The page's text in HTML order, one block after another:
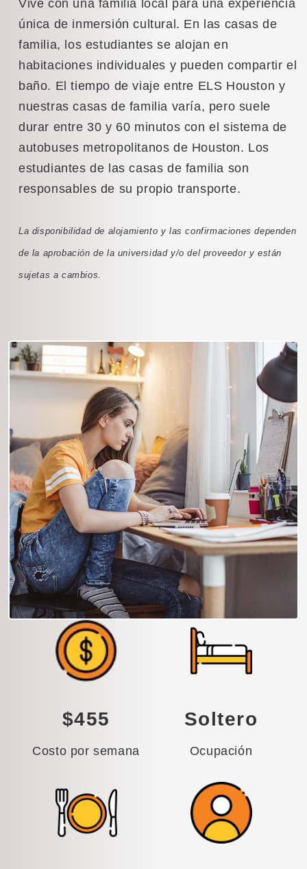
Vive con una familia local para una experiencia
única de inmersión cultural. En las casas de
familia, los estudiantes se alojan en
habitaciones individuales y pueden compartir el
baño. El tiempo de viaje entre ELS Houston y
nuestras casas de familia varía, pero suele
durar entre 30 y 60 minutos con el sistema de
autobuses metropolitanos de Houston. Los
estudiantes de las casas de familia son
responsables de su propio transporte.
La disponibilidad de alojamiento y las confirmaciones dependen
de la aprobación de la universidad y/o del proveedor y están
sujetas a cambios.
$455
Costo por semana
Soltero
Ocupación